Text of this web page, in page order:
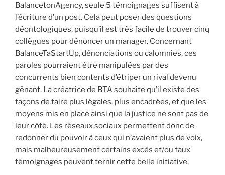
BalancetonAgency, seule 5 témoignages suffisent à
l’écriture d’un post. Cela peut poser des questions
déontologiques, puisqu’il est très facile de trouver cinq
collègues pour dénoncer un manager. Concernant
BalanceTaStartUp, dénonciations ou calomnies, ces
paroles pourraient être manipulées par des
concurrents bien contents d’étriper un rival devenu
gênant. La créatrice de BTA souhaite qu’il existe des
façons de faire plus légales, plus encadrées, et que les
moyens mis en place ainsi que la justice ne sont pas de
leur côté. Les réseaux sociaux permettent donc de
redonner du pouvoir à ceux qui n’avaient plus de voix,
mais malheureusement certains excès et/ou faux
témoignages peuvent ternir cette belle initiative.